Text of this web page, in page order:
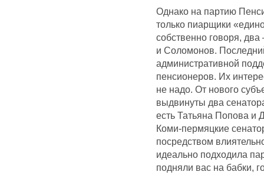
Однако на партию
только пиарщики
собственно говоря,
и Соломонов.
административной
пенсионеров. Их
не надо. От нового
выдвинуты два
есть Татьяна Попова и
Коми-пермяцкие
посредством
идеально подходила
подняли вас на бабки,